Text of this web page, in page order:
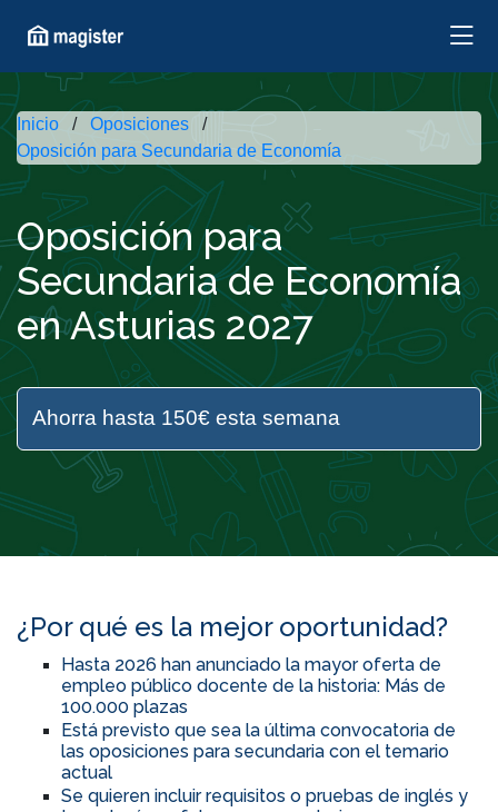
Inicio
Oposiciones
Oposición para Secundaria de Economía
Oposición para
Secundaria de Economía
en Asturias 2027
Ahorra hasta 150€ esta semana
¿Por qué es la mejor oportunidad?
Hasta 2026 han anunciado la mayor oferta de
empleo público docente de la historia: Más de
100.000 plazas
Está previsto que sea la última convocatoria de
las oposiciones para secundaria con el temario
actual
Se quieren incluir requisitos o pruebas de inglés y